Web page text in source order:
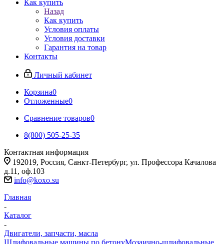
Как купить
Назад
Как купить
Условия оплаты
Условия доставки
Гарантия на товар
Контакты
Личный кабинет
Корзина0
Отложенные0
Сравнение товаров0
8(800) 505-25-35
Контактная информация
192019, Россия, Санкт-Петербург, ул. Профессора Качалова
д.11, оф.103
info@koxo.su
Главная
-
Каталог
-
Двигатели, запчасти, масла
Шлифовальные машины по бетонуМозаично-шлифовальные